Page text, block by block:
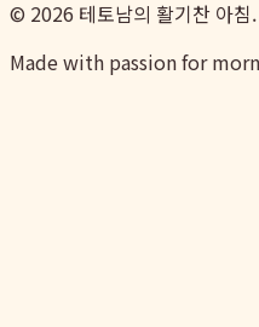
© 2026 테토남의 활기찬 아
Made with passion for